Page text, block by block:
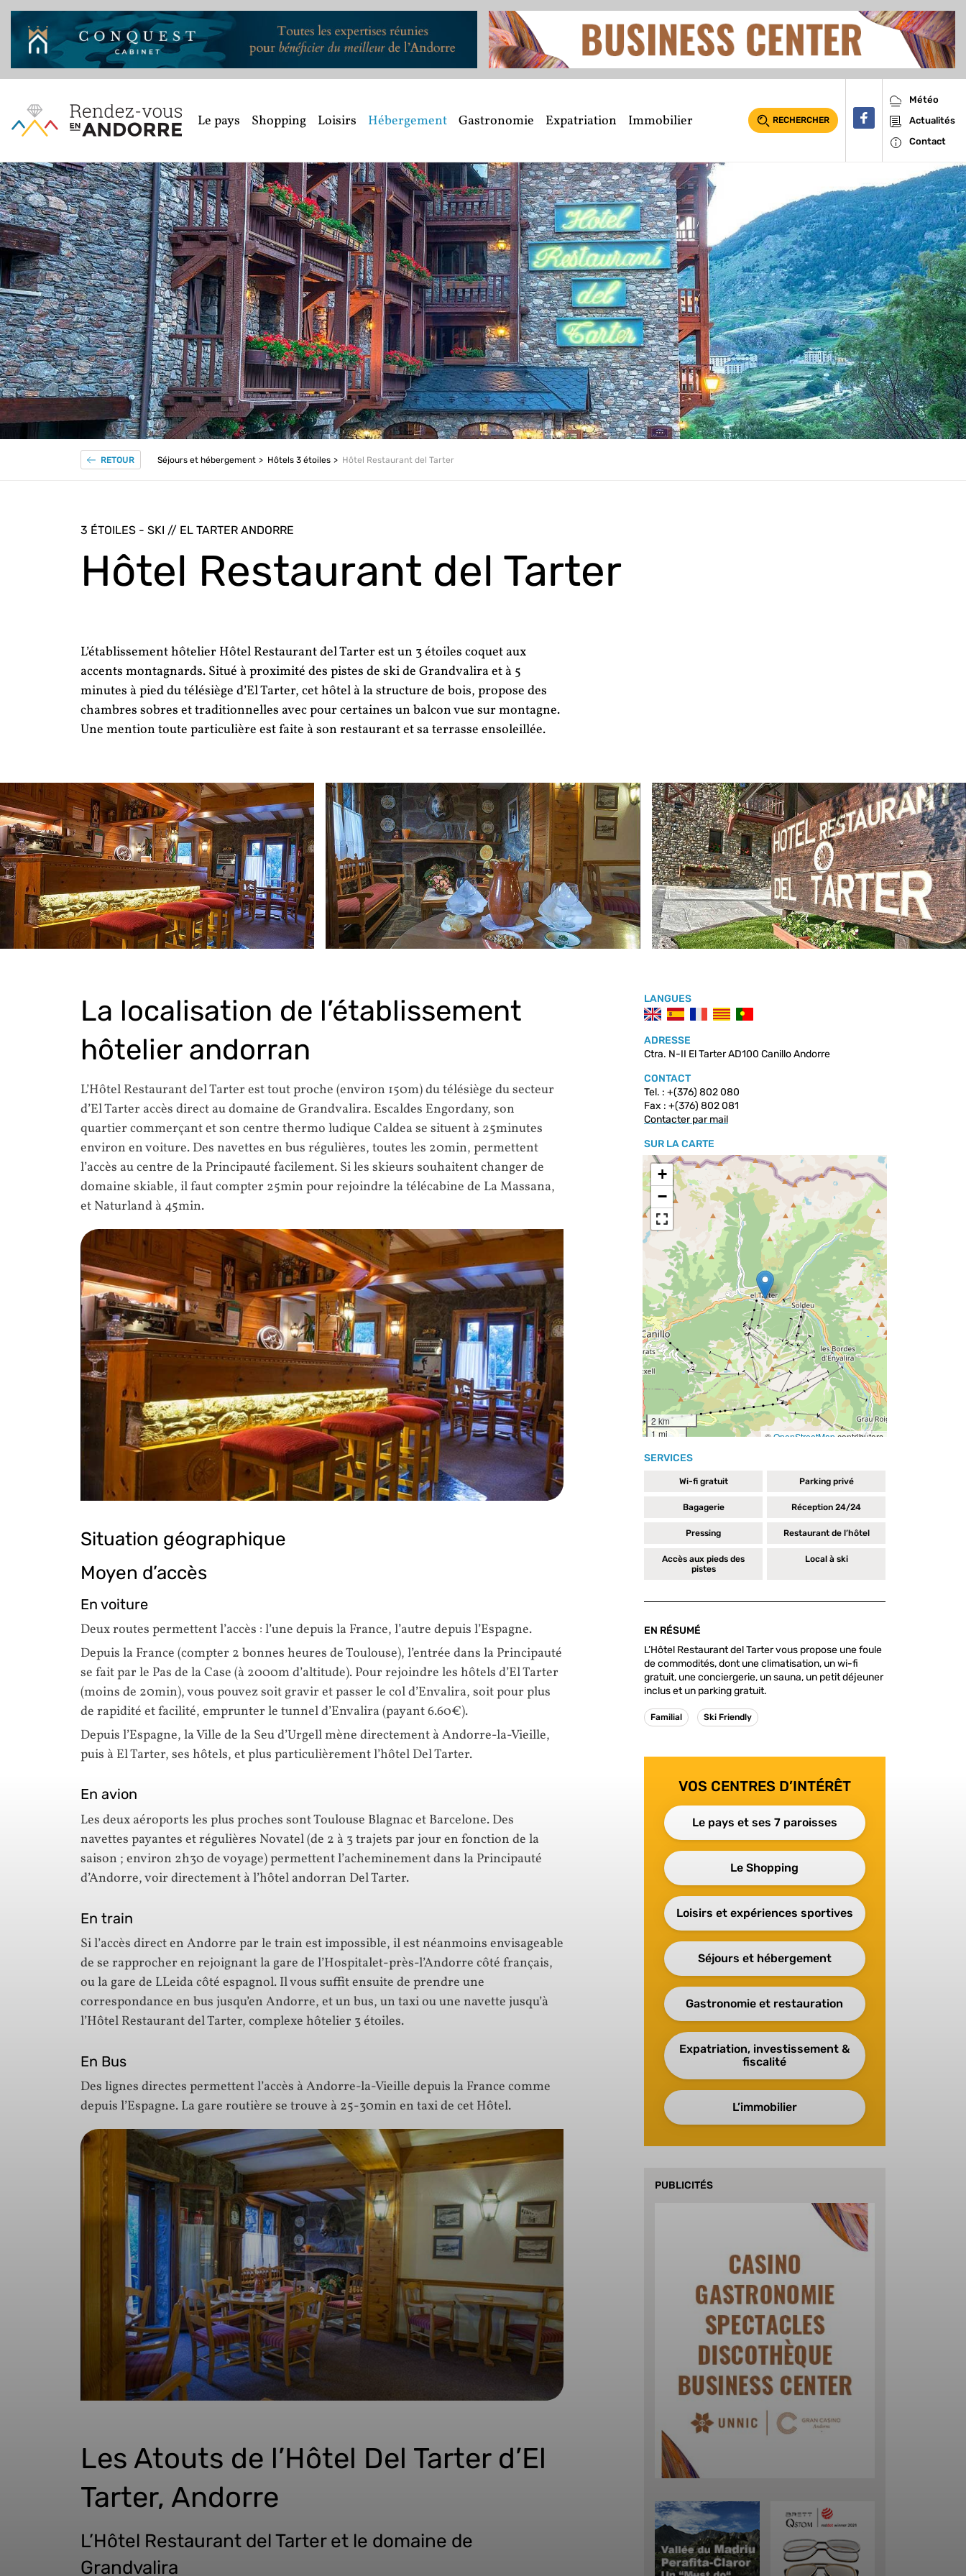
Le pays Shopping Loisirs Hébergement Gastronomie Expatriation Immobilier RECHERCHER
Météo
Actualités
Contact
RETOUR Séjours et hébergement Hôtels 3 étoiles Hôtel Restaurant del Tarter
3 ÉTOILES - SKI // EL TARTER ANDORRE
Hôtel Restaurant del Tarter
L’établissement hôtelier Hôtel Restaurant del Tarter est un 3 étoiles coquet aux
accents montagnards. Situé à proximité des pistes de ski de Grandvalira et à 5
minutes à pied du télésiège d’El Tarter, cet hôtel à la structure de bois, propose des
chambres sobres et traditionnelles avec pour certaines un balcon vue sur montagne.
Une mention toute particulière est faite à son restaurant et sa terrasse ensoleillée.
La localisation de l’établissement
hôtelier andorran
L’Hôtel Restaurant del Tarter est tout proche (environ 150m) du télésiège du secteur
d’El Tarter accès direct au domaine de Grandvalira. Escaldes Engordany, son
quartier commerçant et son centre thermo ludique Caldea se situent à 25minutes
environ en voiture. Des navettes en bus régulières, toutes les 20min, permettent
l’accès au centre de la Principauté facilement. Si les skieurs souhaitent changer de
domaine skiable, il faut compter 25min pour rejoindre la télécabine de La Massana,
et Naturland à 45min.
Situation géographique
Moyen d’accès
En voiture
Deux routes permettent l’accès : l’une depuis la France, l’autre depuis l’Espagne.
Depuis la France (compter 2 bonnes heures de Toulouse), l’entrée dans la Principauté
se fait par le Pas de la Case (à 2000m d’altitude). Pour rejoindre les hôtels d’El Tarter
(moins de 20min), vous pouvez soit gravir et passer le col d’Envalira, soit pour plus
de rapidité et facilité, emprunter le tunnel d’Envalira (payant 6.60€).
Depuis l’Espagne, la Ville de la Seu d’Urgell mène directement à Andorre-la-Vieille,
puis à El Tarter, ses hôtels, et plus particulièrement l’hôtel Del Tarter.
En avion
Les deux aéroports les plus proches sont Toulouse Blagnac et Barcelone. Des
navettes payantes et régulières Novatel (de 2 à 3 trajets par jour en fonction de la
saison ; environ 2h30 de voyage) permettent l’acheminement dans la Principauté
d’Andorre, voir directement à l’hôtel andorran Del Tarter.
En train
Si l’accès direct en Andorre par le train est impossible, il est néanmoins envisageable
de se rapprocher en rejoignant la gare de l’Hospitalet-près-l’Andorre côté français,
ou la gare de LLeida côté espagnol. Il vous suffit ensuite de prendre une
correspondance en bus jusqu’en Andorre, et un bus, un taxi ou une navette jusqu’à
l’Hôtel Restaurant del Tarter, complexe hôtelier 3 étoiles.
En Bus
Des lignes directes permettent l’accès à Andorre-la-Vieille depuis la France comme
depuis l’Espagne. La gare routière se trouve à 25-30min en taxi de cet Hôtel.
Les Atouts de l’Hôtel Del Tarter d’El
Tarter, Andorre
L’Hôtel Restaurant del Tarter et le domaine de
Grandvalira
LANGUES
ADRESSE
Ctra. N-II El Tarter AD100 Canillo Andorre
CONTACT
Tel. : +(376) 802 080
Fax : +(376) 802 081
Contacter par mail
SUR LA CARTE
SERVICES
Wi-fi gratuit Parking privé
Bagagerie Réception 24/24
Pressing Restaurant de l’hôtel
Accès aux pieds des
pistes
Local à ski
EN RÉSUMÉ
L’Hôtel Restaurant del Tarter vous propose une foule
de commodités, dont une climatisation, un wi-fi
gratuit, une conciergerie, un sauna, un petit déjeuner
inclus et un parking gratuit.
Familial Ski Friendly
VOS CENTRES D’INTÉRÊT
Le pays et ses 7 paroisses
Le Shopping
Loisirs et expériences sportives
Séjours et hébergement
Gastronomie et restauration
Expatriation, investissement &
fiscalité
L’immobilier
PUBLICITÉS